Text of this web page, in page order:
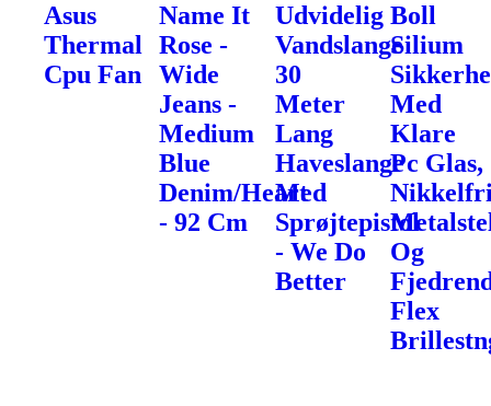
Asus
Thermal
Cpu Fan
Name It
Rose -
Wide
Jeans -
Medium
Blue
Denim/Heart
- 92 Cm
Udvidelig
Vandslange
30
Meter
Lang
Haveslange
Med
Sprøjtepistol
- We Do
Better
Boll
Silium
Med
Klare
Pc Glas,
Og
Flex